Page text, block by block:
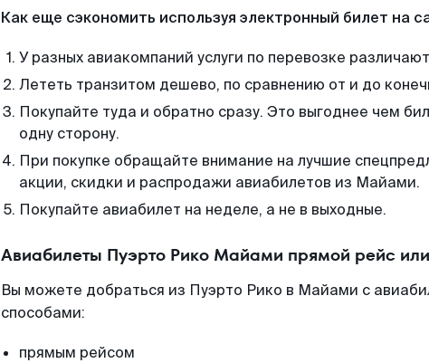
Как еще сэкономить используя электронный билет на
У разных авиакомпаний услуги по перевозке
Лететь транзитом дешево, по сравнению от и до
Покупайте туда и обратно сразу. Это выгоднее чем
одну сторону.
При покупке обращайте внимание на лучшие
акции, скидки и распродажи авиабилетов из Майами.
Покупайте авиабилет на неделе, а не в выходные.
Авиабилеты Пуэрто Рико Майами прямой рейс
Вы можете добраться из Пуэрто Рико в Майами с
способами:
прямым рейсом